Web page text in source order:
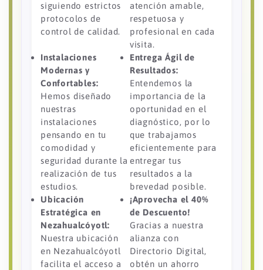
siguiendo estrictos
protocolos de
control de calidad.
atención amable,
respetuosa y
profesional en cada
visita.
Instalaciones
Modernas y
Confortables:
Hemos diseñado
nuestras
instalaciones
pensando en tu
comodidad y
seguridad durante la
realización de tus
estudios.
Entrega Ágil de
Resultados:
Entendemos la
importancia de la
oportunidad en el
diagnóstico, por lo
que trabajamos
eficientemente para
entregar tus
resultados a la
brevedad posible.
Ubicación
Estratégica en
Nezahualcóyotl:
Nuestra ubicación
en Nezahualcóyotl
facilita el acceso a
¡Aprovecha el 40%
de Descuento!
Gracias a nuestra
alianza con
Directorio Digital,
obtén un ahorro